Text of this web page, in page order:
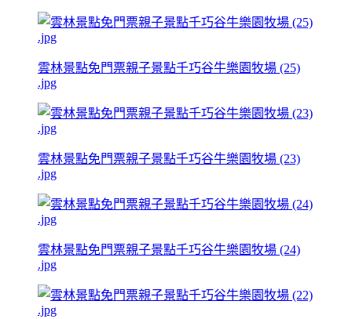
雲林景點免門票親子景點千巧谷牛樂園牧場 (25)
.jpg
雲林景點免門票親子景點千巧谷牛樂園牧場 (23)
.jpg
雲林景點免門票親子景點千巧谷牛樂園牧場 (24)
.jpg